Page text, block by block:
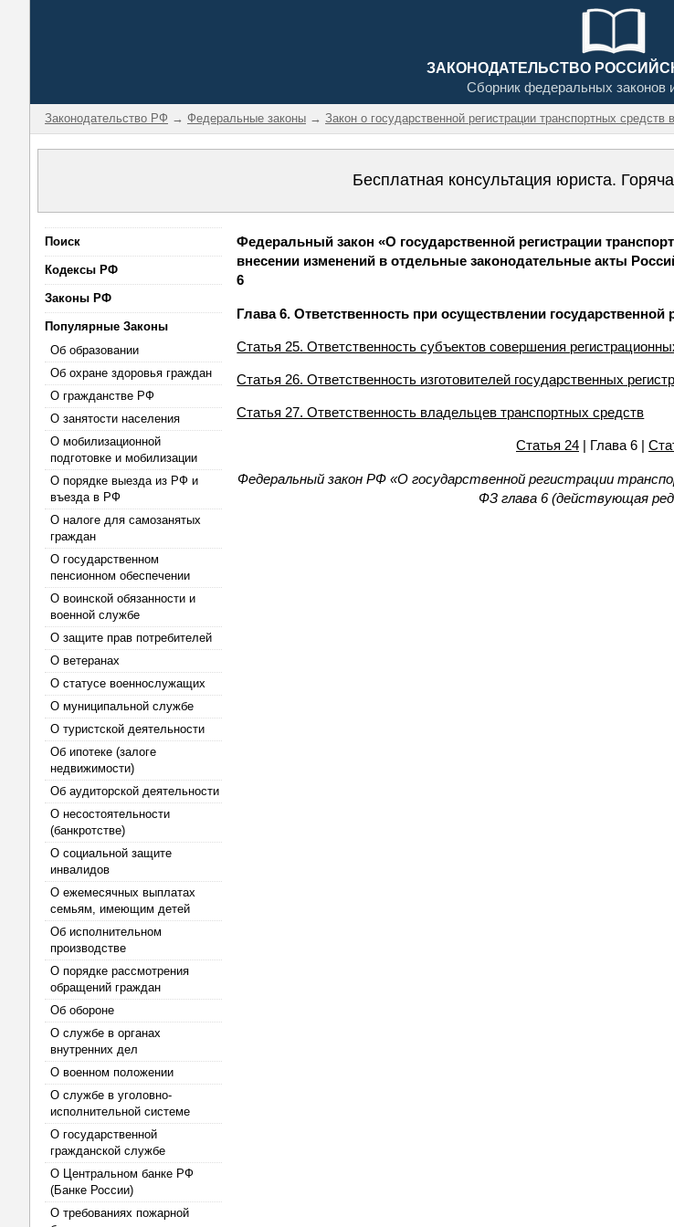
ЗАКОНОДАТЕЛЬСТВО
Сборник федеральных законов
Законодательство РФ → Федеральные законы → Закон о государственной регистрации транспортных средств
Бесплатная консультация юриста.
Поиск
Кодексы РФ
Законы РФ
Популярные Законы
Об образовании
Об охране здоровья граждан
О гражданстве РФ
О занятости населения
О мобилизационной
подготовке и мобилизации
О порядке выезда из РФ и
въезда в РФ
О налоге для самозанятых
граждан
О государственном
пенсионном обеспечении
О воинской обязанности и
военной службе
О защите прав потребителей
О ветеранах
О статусе военнослужащих
О муниципальной службе
О туристской деятельности
Об ипотеке (залоге
недвижимости)
Об аудиторской деятельности
О несостоятельности
(банкротстве)
О социальной защите
инвалидов
О ежемесячных выплатах
семьям, имеющим детей
Об исполнительном
производстве
О порядке рассмотрения
обращений граждан
Об обороне
О службе в органах
внутренних дел
О военном положении
О службе в уголовно-
исполнительной системе
О государственной
гражданской службе
О Центральном банке РФ
(Банке России)
О требованиях пожарной
Федеральный закон «О государственной регистрации
внесении изменений в отдельные законодательные акты
6
Глава 6. Ответственность при осуществлении государственной
Статья 25. Ответственность субъектов совершения
Статья 26. Ответственность изготовителей государственных
Статья 27. Ответственность владельцев транспортных средств
Статья 24| Глава 6 |
Федеральный закон РФ «О государственной регистрации
ФЗ глава 6 (действующая